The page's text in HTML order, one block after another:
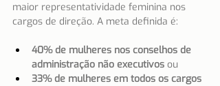
maior representatividade feminina nos
cargos de direção. A meta definida é:
40% de mulheres nos conselhos de
administração não executivos ou
33% de mulheres em todos os cargos